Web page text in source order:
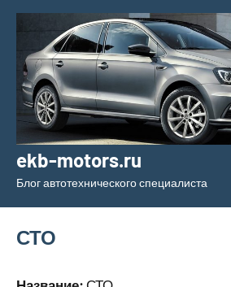
Перейти
содержимому
ekb-motors.ru
Блог автотехнического специалиста
СТО